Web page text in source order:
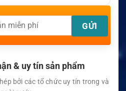
& uy tín sản phẩm
bởi các tổ chức uy tín trong và